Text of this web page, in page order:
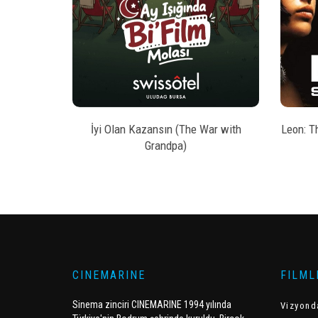
style BILET SATIN AL
İyi Olan Kazansın (The War with
Grandpa)
Leon:
CINEMARINE
Sinema zinciri CINEMARINE 1994 yılında